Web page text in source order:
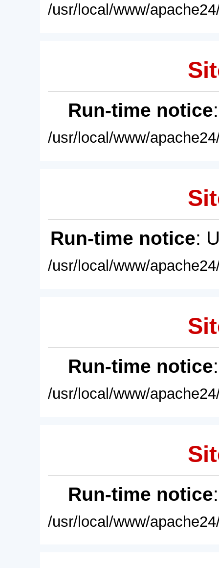
/usr/local/www/
Run-time notice
/usr/local/www/
Run-time notice:
/usr/local/www/
Run-time notice
/usr/local/www/
Run-time notice
/usr/local/www/